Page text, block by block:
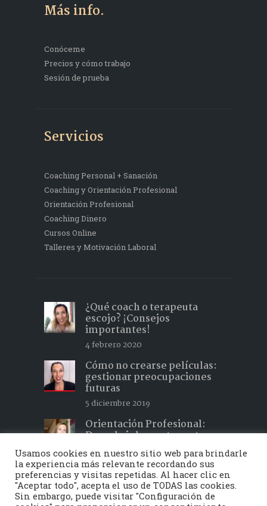
Más info.
Conóceme
Precios y cómo trabajo
Sesión de prueba
Servicios
Coaching Personal + Sanación
Coaching y Orientación Profesional
Orientación Profesional
Coaching Dinero
Cursos Online
Talleres y Motivación Laboral
¿Qué coach o terapeuta
escojo? ¡Consejos
importantes!
4 febrero 2020
Cómo no crearse películas:
gestionar preocupaciones
futuras
5 diciembre 2019
Orientación Profesional:
Descubrir lo que te gusta y
hacer lo que te apasiona 2
15 febrero 2019
Usamos cookies en nuestro sitio web para brindarle
la experiencia más relevante recordando sus
preferencias y visitas repetidas. Al hacer clic en
"Aceptar todo", acepta el uso de TODAS las cookies.
Sin embargo, puede visitar "Configuración de